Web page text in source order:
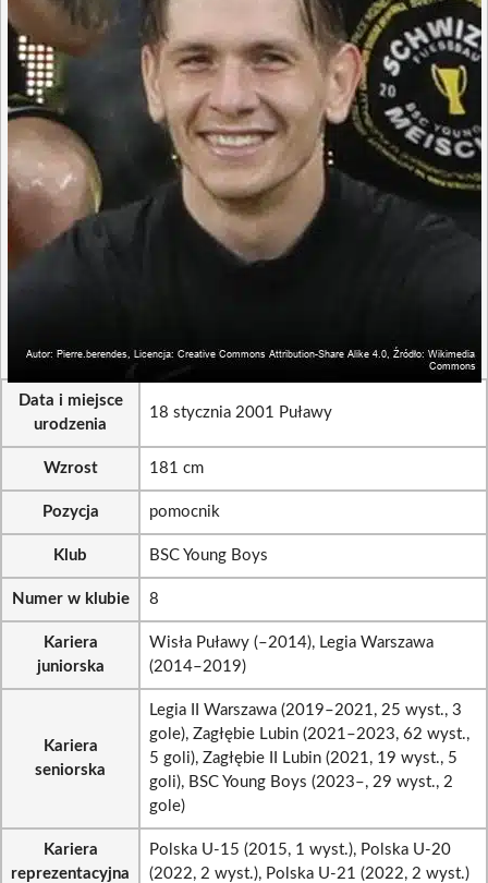
Data i miejsce
urodzenia
18 stycznia 2001 Puławy
Wzrost 181 cm
Pozycja pomocnik
Klub BSC Young Boys
Numer w klubie 8
Kariera
juniorska
Wisła Puławy (–2014), Legia Warszawa
(2014–2019)
Kariera
seniorska
Legia II Warszawa (2019–2021, 25 wyst., 3
gole), Zagłębie Lubin (2021–2023, 62 wyst.,
5 goli), Zagłębie II Lubin (2021, 19 wyst., 5
goli), BSC Young Boys (2023–, 29 wyst., 2
gole)
Kariera
reprezentacyjna
Polska U-15 (2015, 1 wyst.), Polska U-20
(2022, 2 wyst.), Polska U-21 (2022, 2 wyst.)